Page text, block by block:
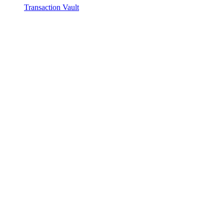
Transaction Vault